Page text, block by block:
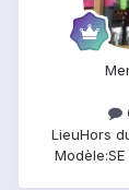
LieuHors
Modèle: